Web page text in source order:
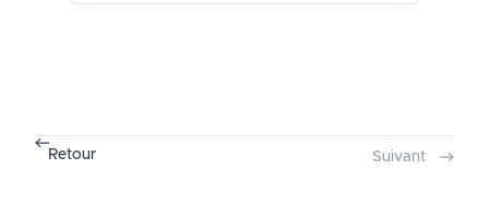
Retour Suivant